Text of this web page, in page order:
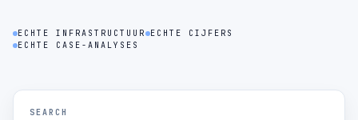
ECHTE INFRASTRUCTUUR
ECHTE CIJFERS
ECHTE CASE-ANALYSES
SEARCH